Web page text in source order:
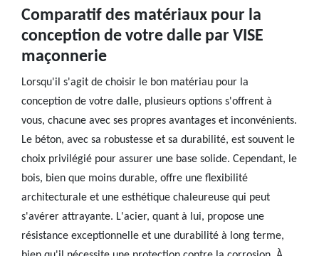
Comparatif des matériaux pour la
conception de votre dalle par VISE
maçonnerie
Lorsqu'il s'agit de choisir le bon matériau pour la
conception de votre dalle, plusieurs options s'offrent à
vous, chacune avec ses propres avantages et inconvénients.
Le béton, avec sa robustesse et sa durabilité, est souvent le
choix privilégié pour assurer une base solide. Cependant, le
bois, bien que moins durable, offre une flexibilité
architecturale et une esthétique chaleureuse qui peut
s'avérer attrayante. L'acier, quant à lui, propose une
résistance exceptionnelle et une durabilité à long terme,